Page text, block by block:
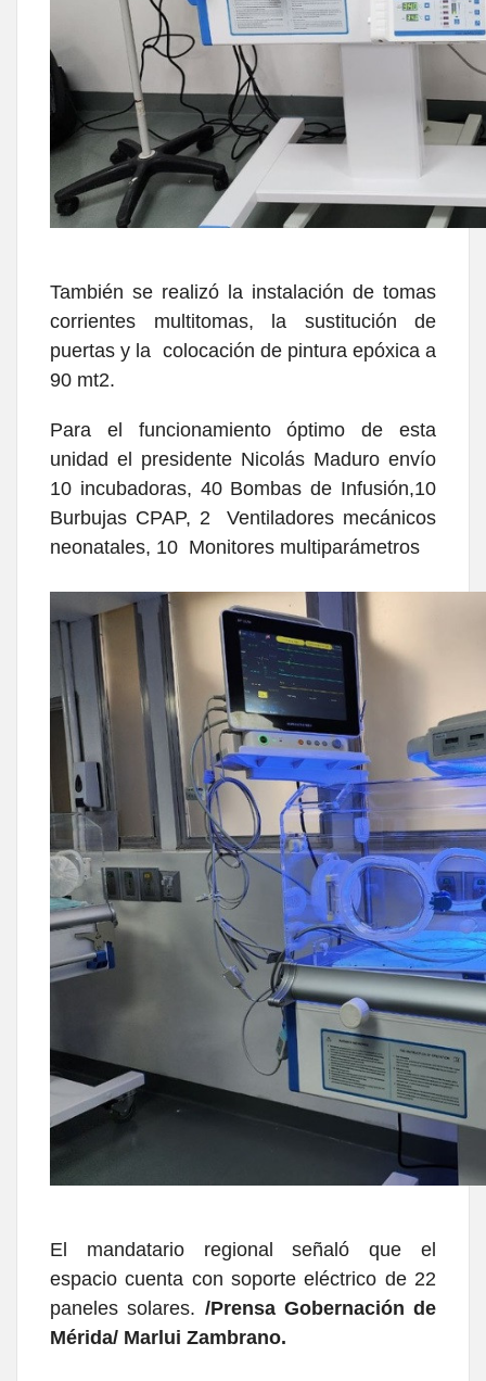
También se realizó la instalación de tomas
corrientes multitomas, la sustitución de
puertas y la colocación de pintura epóxica a
90 mt2.
Para el funcionamiento óptimo de esta
unidad el presidente Nicolás Maduro envío
10 incubadoras, 40 Bombas de Infusión,10
Burbujas CPAP, 2 Ventiladores mecánicos
neonatales, 10 Monitores multiparámetros
El mandatario regional señaló que el
espacio cuenta con soporte eléctrico de 22
paneles solares. /Prensa Gobernación de
Mérida/ Marlui Zambrano.